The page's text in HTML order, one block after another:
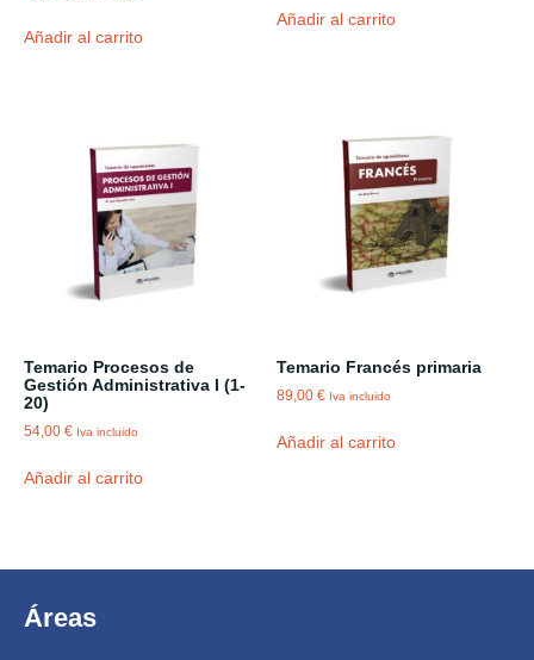
Añadir al carrito
Añadir al carrito
Temario Procesos de
Gestión Administrativa I (1-
20)
54,00 € Iva incluido
Añadir al carrito
Temario Francés primaria
89,00€ Iva incluido
Añadir al carrito
Áreas